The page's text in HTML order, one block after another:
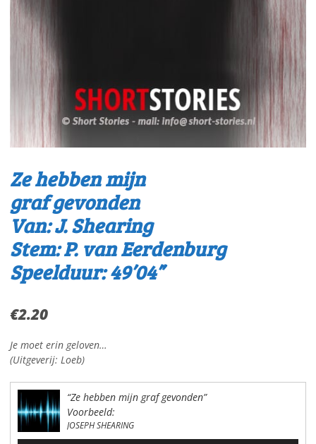
Ze hebben mijn
graf gevonden
Van: J. Shearing
Stem: P. van Eerdenburg
Speelduur: 49’04”
€2.20
Je moet erin geloven…
(Uitgeverij: Loeb)
“Ze hebben mijn graf gevonden”
Voorbeeld:
JOSEPH SHEARING